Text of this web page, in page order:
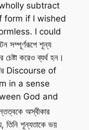
subtract
form if I wished
I could
সম্পূর্ণরূপে শূন্য
করেও ব্যর্থ হন।
Discourse of
in a sense
God and
অস্বীকার
তিনি শূন্যতাকে ভয়